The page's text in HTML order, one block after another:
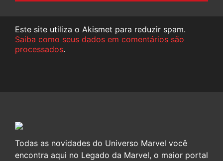
Este site utiliza o Akismet para reduzir spam.
Saiba como seus dados em comentários são
processados.
Todas as novidades do Universo Marvel você
encontra aqui no Legado da Marvel, o maior portal